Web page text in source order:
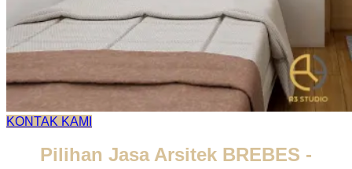
KONTAK KAMI
Pilihan Jasa Arsitek BREBES -